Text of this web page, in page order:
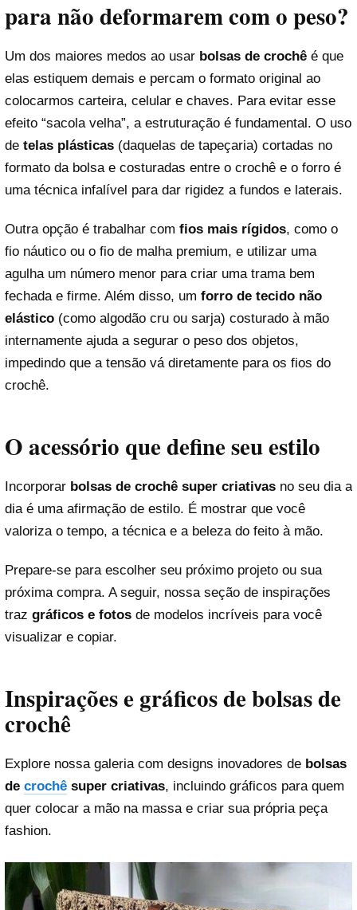
para não deformarem com o peso?
Um dos maiores medos ao usar bolsas de crochê é que
elas estiquem demais e percam o formato original ao
colocarmos carteira, celular e chaves. Para evitar esse
efeito “sacola velha”, a estruturação é fundamental. O uso
de telas plásticas (daquelas de tapeçaria) cortadas no
formato da bolsa e costuradas entre o crochê e o forro é
uma técnica infalível para dar rigidez a fundos e laterais.
Outra opção é trabalhar com fios mais rígidos, como o
fio náutico ou o fio de malha premium, e utilizar uma
agulha um número menor para criar uma trama bem
fechada e firme. Além disso, um forro de tecido não
elástico (como algodão cru ou sarja) costurado à mão
internamente ajuda a segurar o peso dos objetos,
impedindo que a tensão vá diretamente para os fios do
crochê.
O acessório que define seu estilo
Incorporar bolsas de crochê super criativas no seu dia a
dia é uma afirmação de estilo. É mostrar que você
valoriza o tempo, a técnica e a beleza do feito à mão.
Prepare-se para escolher seu próximo projeto ou sua
próxima compra. A seguir, nossa seção de inspirações
traz gráficos e fotos de modelos incríveis para você
visualizar e copiar.
Inspirações e gráficos de bolsas de
crochê
Explore nossa galeria com designs inovadores de bolsas
de crochê super criativas, incluindo gráficos para quem
quer colocar a mão na massa e criar sua própria peça
fashion.